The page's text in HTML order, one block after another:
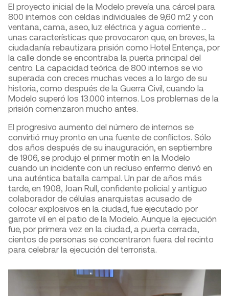
El proyecto inicial de la Modelo preveía una cárcel para
800 internos con celdas individuales de 9,60 m2 y con
ventana, cama, aseo, luz eléctrica y agua corriente …
unas características que provocaron que, en breves, la
ciudadanía rebautizara prisión como Hotel Entença, por
la calle donde se encontraba la puerta principal del
centro. La capacidad teórica de 800 internos se vio
superada con creces muchas veces a lo largo de su
historia, como después de la Guerra Civil, cuando la
Modelo superó los 13.000 internos. Los problemas de la
prisión comenzaron mucho antes.
El progresivo aumento del número de internos se
convirtió muy pronto en una fuente de conflictos. Sólo
dos años después de su inauguración, en septiembre
de 1906, se produjo el primer motín en la Modelo
cuando un incidente con un recluso enfermo derivó en
una auténtica batalla campal. Un par de años más
tarde, en 1908, Joan Rull, confidente policial y antiguo
colaborador de células anarquistas acusado de
colocar explosivos en la ciudad, fue ejecutado por
garrote vil en el patio de la Modelo. Aunque la ejecución
fue, por primera vez en la ciudad, a puerta cerrada,
cientos de personas se concentraron fuera del recinto
para celebrar la ejecución del terrorista.